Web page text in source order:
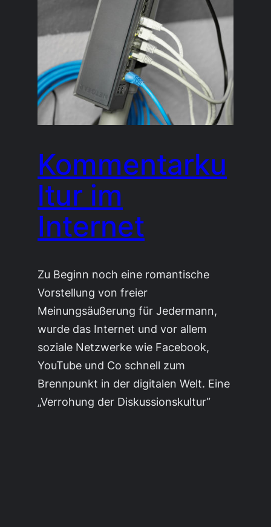
Kommentarku
ltur im
Internet
Zu Beginn noch eine romantische
Vorstellung von freier
Meinungsäußerung für Jedermann,
wurde das Internet und vor allem
soziale Netzwerke wie Facebook,
YouTube und Co schnell zum
Brennpunkt in der digitalen Welt. Eine
„Verrohung der Diskussionskultur“